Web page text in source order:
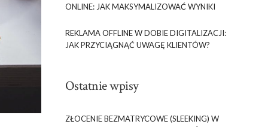
ONLINE: JAK MAKSYMALIZOWAĆ WYNIKI
REKLAMA OFFLINE W DOBIE DIGITALIZACJI:
JAK PRZYCIĄGNĄĆ UWAGĘ KLIENTÓW?
Ostatnie wpisy
ZŁOCENIE BEZMATRYCOWE (SLEEKING) W